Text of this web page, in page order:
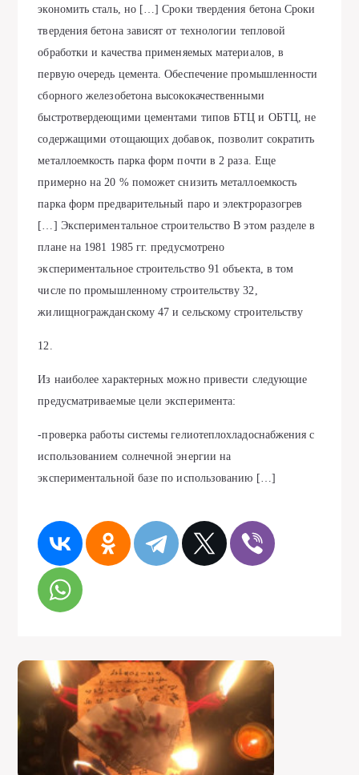
экономить сталь, но […] Сроки твердения бетона Сроки
твердения бетона зависят от технологии тепловой
обработки и качества применяемых материалов, в
первую очередь цемента. Обеспечение промышленности
сборного железобетона высококачественными
быстротвердеющими цементами типов БТЦ и ОБТЦ, не
содержащими отощающих добавок, позволит сократить
металлоемкость парка форм почти в 2 раза. Еще
примерно на 20 % поможет снизить металлоемкость
парка форм предварительный паро и электроразогрев
[…] Экспериментальное строительство В этом разделе в
плане на 1981 1985 гг. предусмотрено
экспериментальное строительство 91 объекта, в том
числе по промышленному строительству 32,
жилищногражданскому 47 и сельскому строительству
12.
Из наиболее характерных можно привести следующие
предусматриваемые цели эксперимента:
-проверка работы системы гелиотеплохладоснабжения с
использованием солнечной энергии на
экспериментальной базе по использованию […]